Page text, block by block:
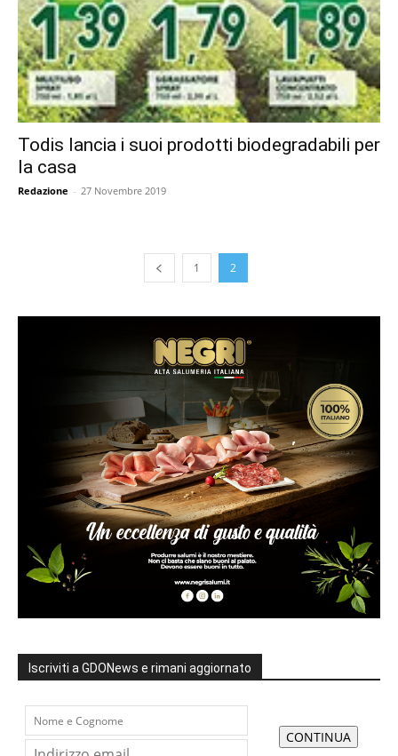
Todis lancia i suoi prodotti biodegradabili per
la casa
Redazione - 27 Novembre 2019
1 2
Iscriviti a GDONews e rimani aggiornato